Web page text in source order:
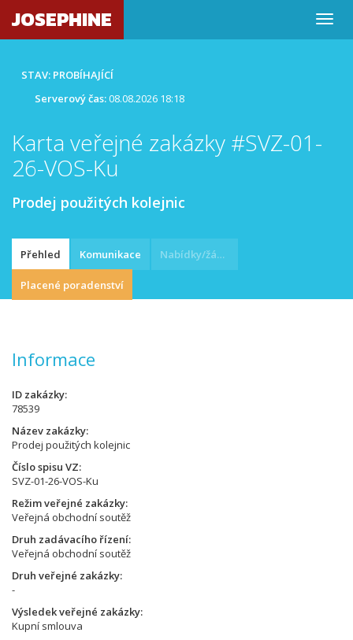
JOSEPHINE
STAV: PROBÍHAJÍCÍ
Serverový čas:08.08.2026 18:18
Karta veřejné zakázky #SVZ-01-
26-VOS-Ku
Prodej použitých kolejnic
Přehled Komunikace Nabídky/žádosti
Placené poradenství
Informace
ID zakázky
78539
Název zakázky
Prodej použitých kolejnic
Číslo spisu VZ
SVZ-01-26-VOS-Ku
Režim veřejné zakázky
Veřejná obchodní soutěž
Druh zadávacího řízení
Veřejná obchodní soutěž
Druh veřejné zakázky
-
Výsledek veřejné zakázky
Kupní smlouva